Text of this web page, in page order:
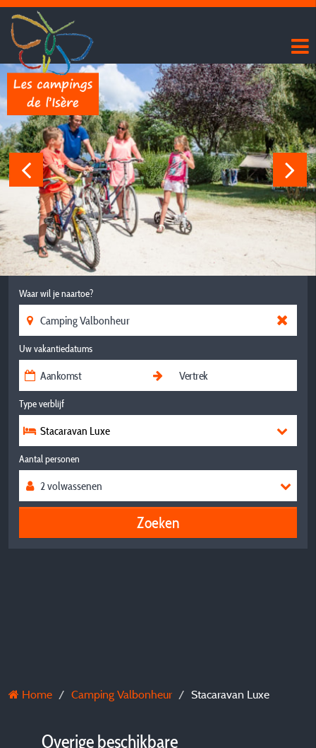
Waar wil je naartoe?
Uw vakantiedatums
Type verblijf
Stacaravan Luxe
Aantal personen
Zoeken
Home Camping Valbonheur Stacaravan Luxe
Overige beschikbare